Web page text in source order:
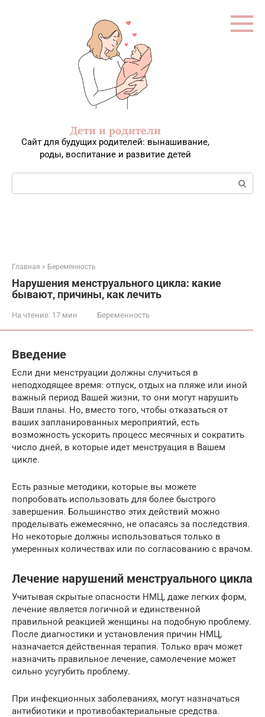
Дети и родители
Сайт для будущих родителей: вынашивание,
роды, воспитание и развитие детей
Поиск:
Главная » Беременность
Нарушения менструального цикла: какие
бывают, причины, как лечить
На чтение: 17 мин Беременность
Введение
Если дни менструации должны случиться в
неподходящее время: отпуск, отдых на пляже или иной
важный период Вашей жизни, то они могут нарушить
Ваши планы. Но, вместо того, чтобы отказаться от
ваших запланированных мероприятий, есть
возможность ускорить процесс месячных и сократить
число дней, в которые идет менструация в Вашем
цикле.
Есть разные методики, которые вы можете
попробовать использовать для более быстрого
завершения. Большинство этих действий можно
проделывать ежемесячно, не опасаясь за последствия.
Но некоторые должны использоваться только в
умеренных количествах или по согласованию с врачом.
Лечение нарушений менструального цикла
Учитывая скрытые опасности НМЦ, даже легких форм,
лечение является логичной и единственной
правильной реакцией женщины на подобную проблему.
После диагностики и установления причин НМЦ,
назначается действенная терапия. Только врач может
назначить правильное лечение, самолечение может
сильно усугубить проблему.
При инфекционных заболеваниях, могут назначаться
антибиотики и противобактериальные средства.